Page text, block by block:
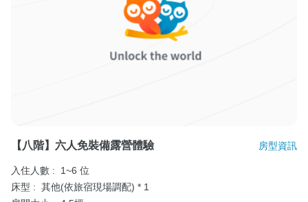
【八階】六人免裝備露營體驗 房型資訊
入住人數 :
1~6 位
床型 : 其他(依旅宿現場調配) * 1